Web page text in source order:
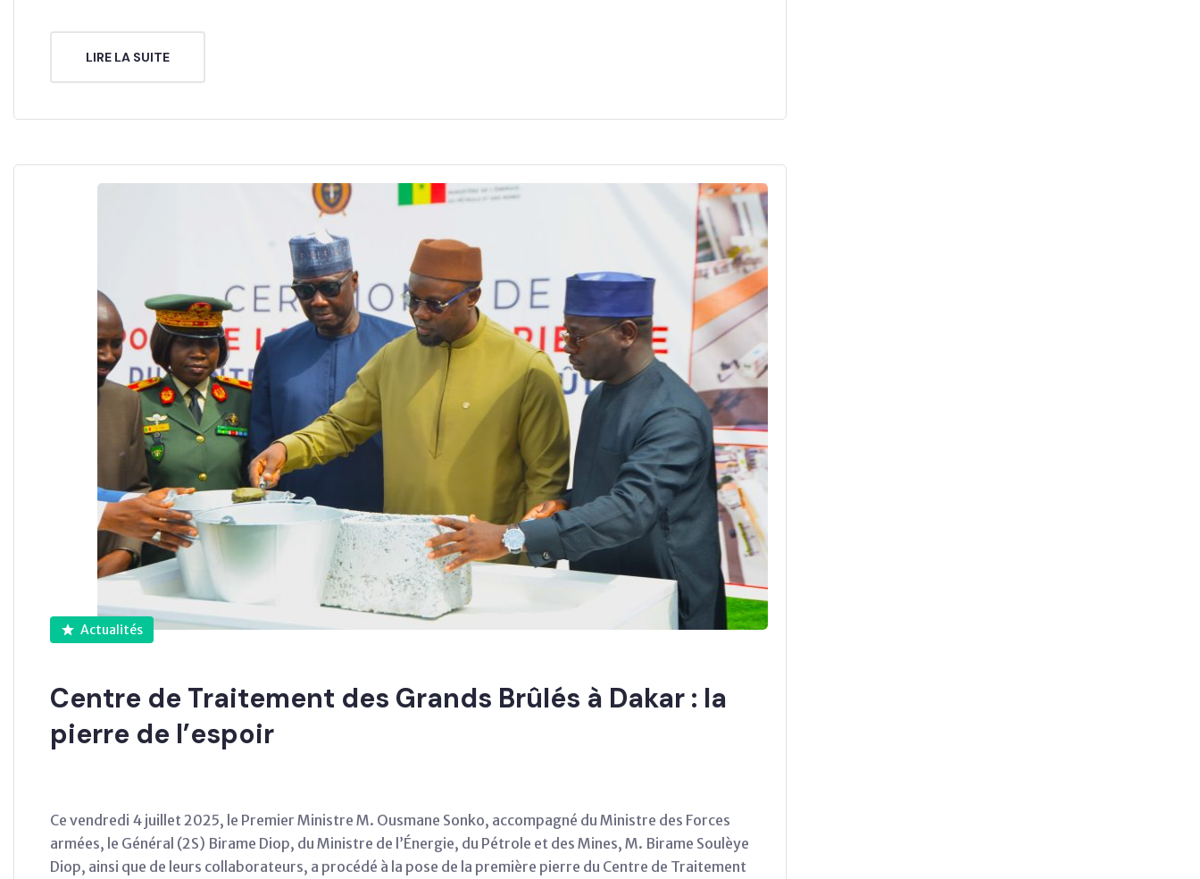
LIRE LA SUITE
Actualités
Centre de Traitement des Grands Brûlés à Dakar : la
pierre de l’espoir
Ce vendredi 4 juillet 2025, le Premier Ministre M. Ousmane Sonko, accompagné du Ministre des Forces
armées, le Général (2S) Birame Diop, du Ministre de l’Énergie, du Pétrole et des Mines, M. Birame Soulèye
Diop, ainsi que de leurs collaborateurs, a procédé à la pose de la première pierre du Centre de Traitement